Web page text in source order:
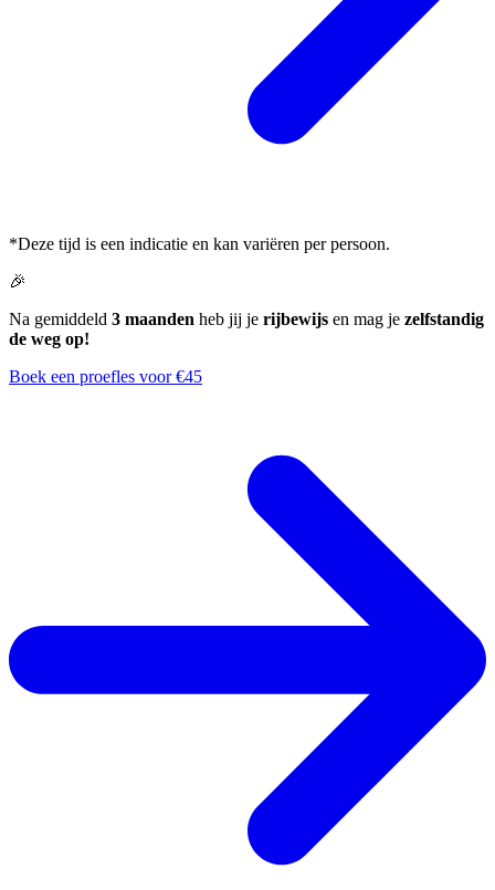
*Deze tijd is een indicatie en kan variëren per persoon.
🎉
Na gemiddeld 3 maanden heb jij je rijbewijs en mag je zelfstandig
de weg op!
Boek een proefles voor €45